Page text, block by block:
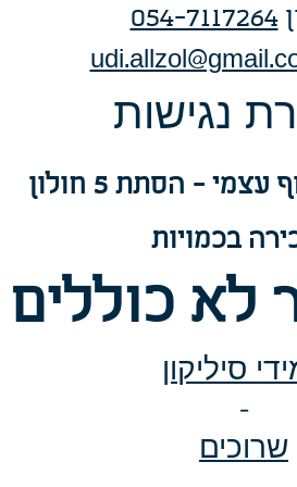
ן054-7117264
רת נגישות
עצמי - הסתת 5 חולון
בכמויות
לא
סיליקון
-
שרוכים